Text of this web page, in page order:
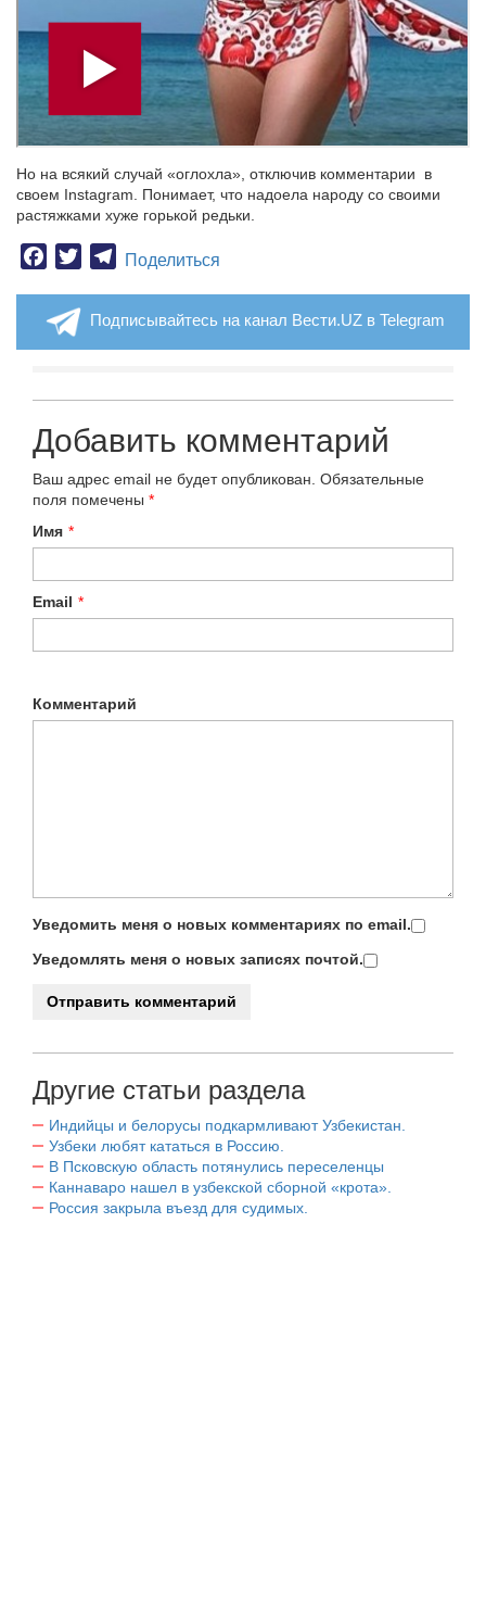
Но на всякий случай «оглохла», отключив комментарии в
своем Instagram. Понимает, что надоела народу со своими
растяжками хуже горькой редьки.
Facebook
TwitterTelegram
Поделиться
Подписывайтесь на канал Вести.UZ в Telegram
Добавить комментарий
Ваш адрес email не будет опубликован. Обязательные
поля помечены *
Имя *
Email *
Комментарий
Уведомить меня о новых комментариях по email.
Уведомлять меня о новых записях почтой.
Другие статьи раздела
Индийцы и белорусы подкармливают Узбекистан.
Узбеки любят кататься в Россию.
В Псковскую область потянулись переселенцы
Каннаваро нашел в узбекской сборной «крота».
Россия закрыла въезд для судимых.